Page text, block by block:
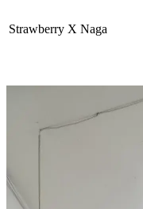
Strawberry X Naga